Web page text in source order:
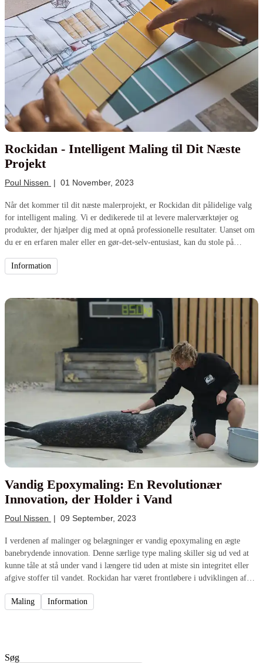
Rockidan - Intelligent Maling til Dit Næste
Projekt
Poul Nissen | 01 November, 2023
Når det kommer til dit næste malerprojekt, er Rockidan dit pålidelige valg
for intelligent maling. Vi er dedikerede til at levere malerværktøjer og
produkter, der hjælper dig med at opnå professionelle resultater. Uanset om
du er en erfaren maler eller en gør-det-selv-entusiast, kan du stole på
Information
Vandig Epoxymaling: En Revolutionær
Innovation, der Holder i Vand
Poul Nissen | 09 September, 2023
I verdenen af malinger og belægninger er vandig epoxymaling en ægte
banebrydende innovation. Denne særlige type maling skiller sig ud ved at
kunne tåle at stå under vand i længere tid uden at miste sin integritet eller
afgive stoffer til vandet. Rockidan har været frontløbere i udviklingen af
imponerende projekter, inklusive svømmebassiner, vandtanke og senest i det
Maling Information
Søg